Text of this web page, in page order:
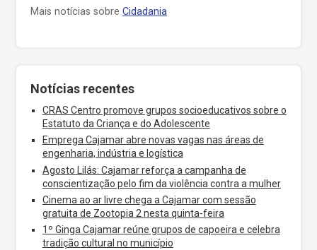
Mais notícias sobre Cidadania
Notícias recentes
CRAS Centro promove grupos socioeducativos sobre o
Estatuto da Criança e do Adolescente
Emprega Cajamar abre novas vagas nas áreas de
engenharia, indústria e logística
Agosto Lilás: Cajamar reforça a campanha de
conscientização pelo fim da violência contra a mulher
Cinema ao ar livre chega a Cajamar com sessão
gratuita de Zootopia 2 nesta quinta-feira
1º Ginga Cajamar reúne grupos de capoeira e celebra
tradição cultural no município